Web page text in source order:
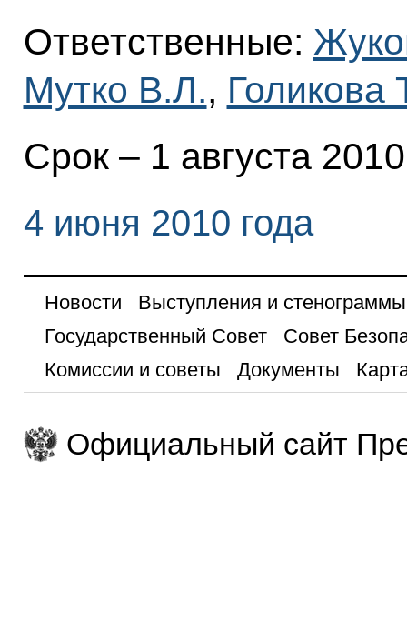
Ответственные:
Мутко В.Л., Голикова
Срок – 1 августа
4 июня 2010 года
Новости
Выступления и стенограммы
Государственный Совет
Совет
Комиссии и советы
Документы
Официальный сайт